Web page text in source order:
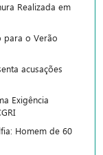
Realizada em
para o Verão
acusações
Exigência
Homem de 60